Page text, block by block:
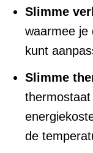
Slimme
waarmee je
kunt
Slimme
de